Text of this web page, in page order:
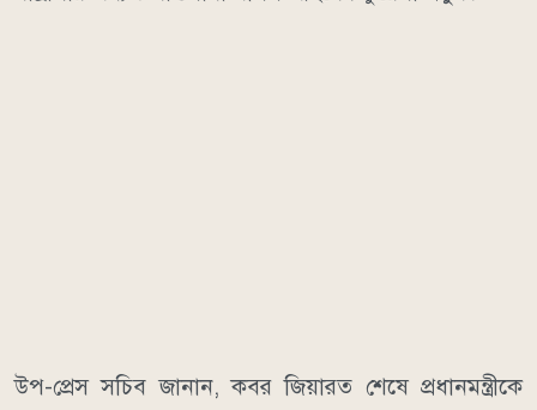
উপ-প্রেস সচিব জানান, কবর জিয়ারত শেষে প্রধানমন্ত্রীকে